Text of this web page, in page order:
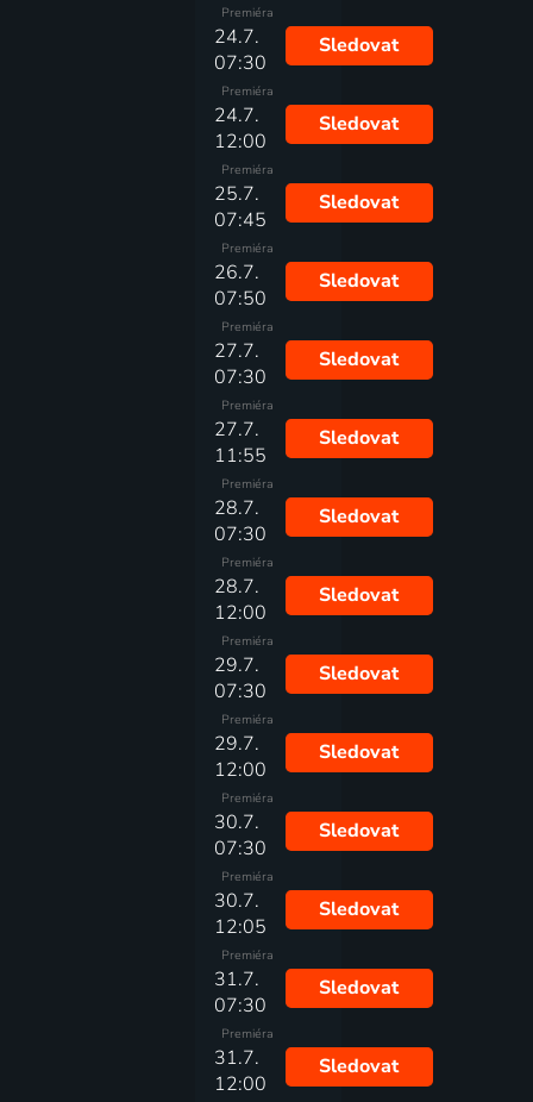
Premiéra
24.7.
07:30
Premiéra
Sledovat
24.7.
12:00
Premiéra
Sledovat
25.7.
07:45
Premiéra
Sledovat
26.7.
07:50
Premiéra
Sledovat
27.7.
07:30
Premiéra
Sledovat
27.7.
11:55
Premiéra
Sledovat
28.7.
07:30
Premiéra
Sledovat
28.7.
12:00
Premiéra
Sledovat
29.7.
07:30
Premiéra
Sledovat
29.7.
12:00
Premiéra
Sledovat
30.7.
07:30
Premiéra
Sledovat
30.7.
12:05
Premiéra
Sledovat
31.7.
07:30
Premiéra
Sledovat
31.7.
12:00
Sledovat